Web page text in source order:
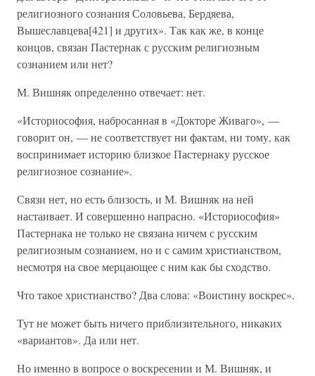
религиозного сознания Соловьева, Бердяева,
Вышеславцева[421] и других». Так как же, в конце
концов, связан Пастернак с русским религиозным
сознанием или нет?
М. Вишняк определенно отвечает: нет.
«Историософия, набросанная в «Докторе Живаго», —
говорит он, — не соответствует ни фактам, ни тому, как
воспринимает историю близкое Пастернаку русское
религиозное сознание».
Связи нет, но есть близость, и М. Вишняк на ней
настаивает. И совершенно напрасно. «Историософия»
Пастернака не только не связана ничем с русским
религиозным сознанием, но и с самим христианством,
несмотря на свое мерцающее с ним как бы сходство.
Что такое христианство? Два слова: «Воистину воскрес».
Тут не может быть ничего приблизительного, никаких
«вариантов». Да или нет.
Но именно в вопросе о воскресении и М. Вишняк, и